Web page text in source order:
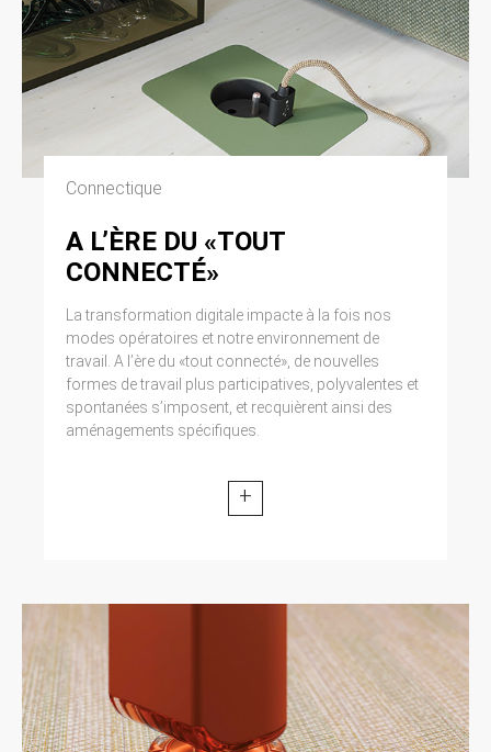
Connectique
A L’ÈRE DU «TOUT
CONNECTÉ»
La transformation digitale impacte à la fois nos
modes opératoires et notre environnement de
travail. A l’ère du «tout connecté», de nouvelles
formes de travail plus participatives, polyvalentes et
spontanées s’imposent, et recquièrent ainsi des
aménagements spécifiques.
+